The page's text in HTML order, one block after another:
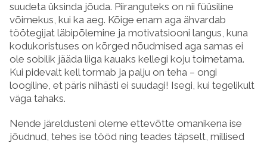
suudeta üksinda jõuda. Piiranguteks on nii füüsiline
võimekus, kui ka aeg. Kõige enam aga ähvardab
töötegijat läbipõlemine ja motivatsiooni langus, kuna
kodukoristuses on kõrged nõudmised aga samas ei
ole sobilik jääda liiga kauaks kellegi koju toimetama.
Kui pidevalt kell tormab ja palju on teha – ongi
loogiline, et päris niihästi ei suudagi! Isegi, kui tegelikult
väga tahaks.
Nende järeldusteni oleme ettevõtte omanikena ise
jõudnud, tehes ise tööd ning teades täpselt, millised